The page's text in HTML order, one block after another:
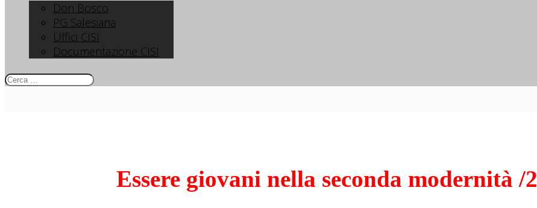
Don Bosco
PG Salesiana
Uffici CISI
Documentazione CISI
Essere giovani nella seconda modernità /2